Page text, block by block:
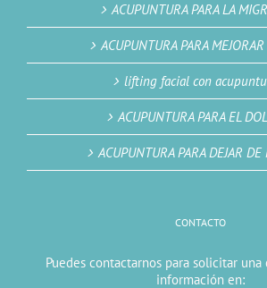
ACUPUNTURA PARA LA
ACUPUNTURA PARA
lifting facial con
ACUPUNTURA PARA EL
ACUPUNTURA PARA DEJAR DE
CONTACTO
Puedes contactarnos para solicitar
información en: